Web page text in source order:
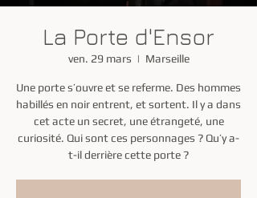
La Porte d'Ensor
ven. 29 mars
  |
Marseille
Une porte s’ouvre et se referme. Des hommes
habillés en noir entrent, et sortent. Il y a dans
cet acte un secret, une étrangeté, une
curiosité. Qui sont ces personnages ? Qu’y a-
t-il derrière cette porte ?